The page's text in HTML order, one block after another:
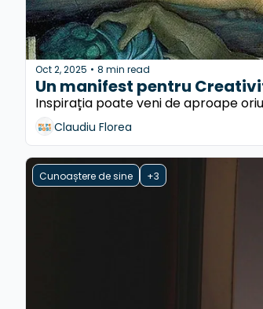
Oct 2, 2025 • 8 min read
Un manifest pentru
Inspirația poate veni de aproape
Claudiu Florea
Cunoaștere de sine +3